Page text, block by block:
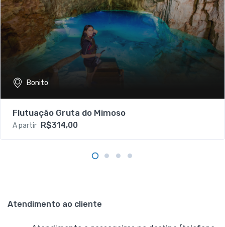
Bonito
Flutuação Gruta do Mimoso
A partir R$314,00
Atendimento ao cliente